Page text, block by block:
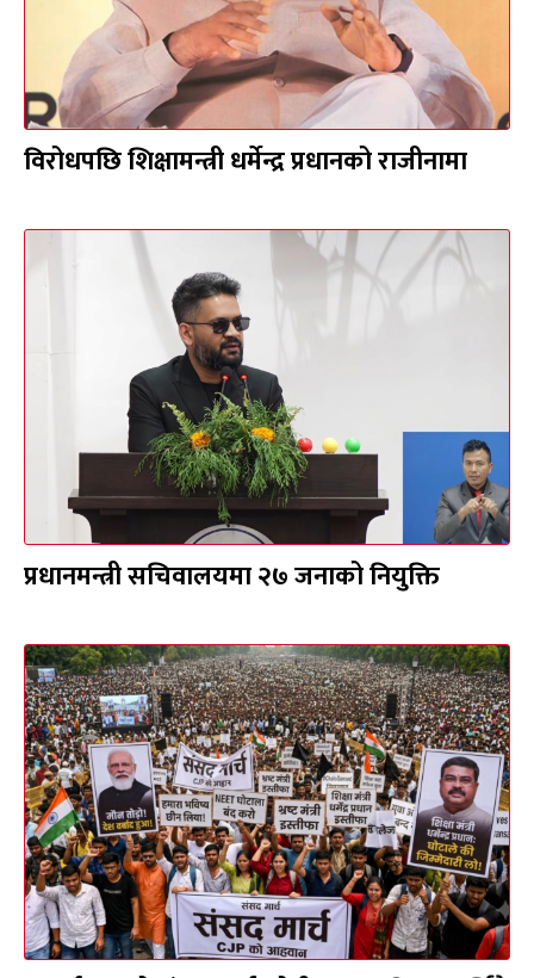
विरोधपछि शिक्षामन्त्री धर्मेन्द्र प्रधानको राजीनामा
प्रधानमन्त्री सचिवालयमा २७ जनाको नियुक्ति